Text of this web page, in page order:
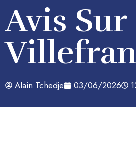
Avis
Alain Tchedje 03/06/2026